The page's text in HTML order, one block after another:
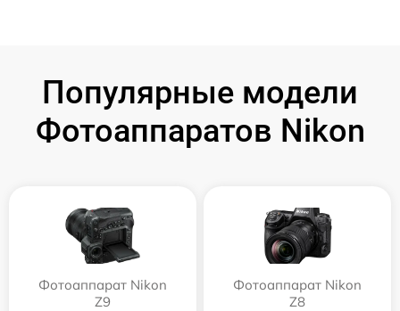
Популярные модели
Фотоаппаратов Nikon
Фотоаппарат Nikon
Z9
Фотоаппарат Nikon
Z8